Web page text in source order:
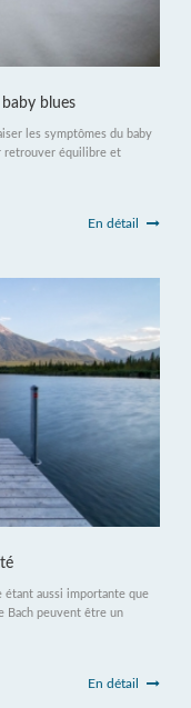
blues
les symptômes du baby
retrouver équilibre et
En détail
étant aussi importante que
Bach peuvent être un
En détail